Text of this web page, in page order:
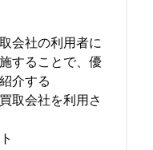
会社の利用者に
することで、優
介する
取会社を利用さ